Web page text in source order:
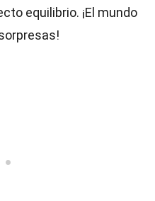
equilibrio. ¡El mundo